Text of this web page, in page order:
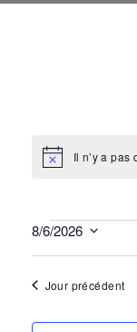
NoticeIl n’y a pas
8/6/2026
Sélectionnez
uneJour précédent